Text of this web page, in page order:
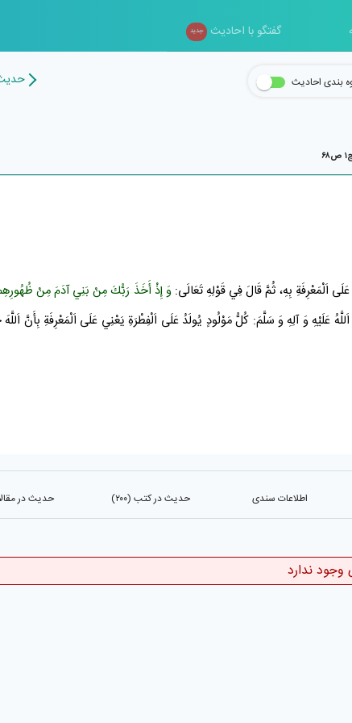
گفتگو با احادیث جدید
بندی احادیث
اَلْمَعْرِفَةِ بِهِ، ثُمَّ قَالَ فِي قَوْلِهِ تَعَالَى:وَ إِذْ أَخَذَ رَبُّكَ مِنْ بَنِي آدَمَ مِنْ
عَلَيْهِ وَ آلِهِ وَ سَلَّمَ: كُلُّ مَوْلُودٍ يُولَدُ عَلَى اَلْفِطْرَةِ يَعْنِي عَلَى اَلْمَعْرِفَةِ بِأَنَّ
اطلاعات سندی حدیث در کتب (۲۰۰) حدیث در
ندارد